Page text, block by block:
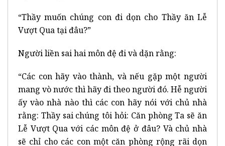
“Thầy muốn chúng con đi dọn cho Thầy ăn Lễ
Vượt Qua tại đâu?”
Người liền sai hai môn đệ đi và dặn rằng:
“Các con hãy vào thành, và nếu gặp một người
mang vò nước thì hãy đi theo người đó. Hễ người
ấy vào nhà nào thì các con hãy nói với chủ nhà
rằng: Thầy sai chúng tôi hỏi: Căn phòng Ta sẽ ăn
Lễ Vượt Qua với các môn đệ ở đâu? Và chủ nhà
sẽ chỉ cho các con một căn phòng rộng rãi dọn